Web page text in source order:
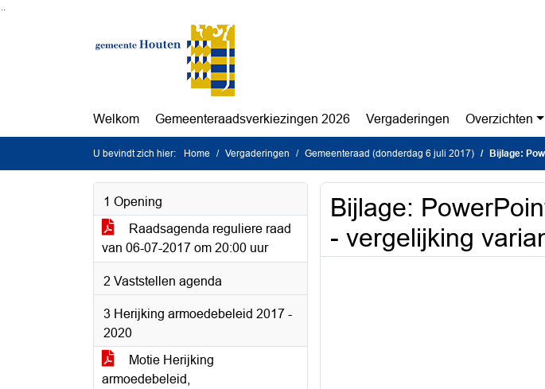
Welkom Gemeenteraadsverkiezingen 2026 Vergaderingen Overzichten
U bevindt zich hier: Home Vergaderingen Gemeenteraad (donderdag 6 juli 2017) Bijlage:
1 Opening
Raadsagenda reguliere raad
van 06-07-2017 om 20:00 uur
2 Vaststellen agenda
3 Herijking armoedebeleid 2017 -
2020
Motie Herijking
armoedebeleid,
Bijlage:
- vergelijking